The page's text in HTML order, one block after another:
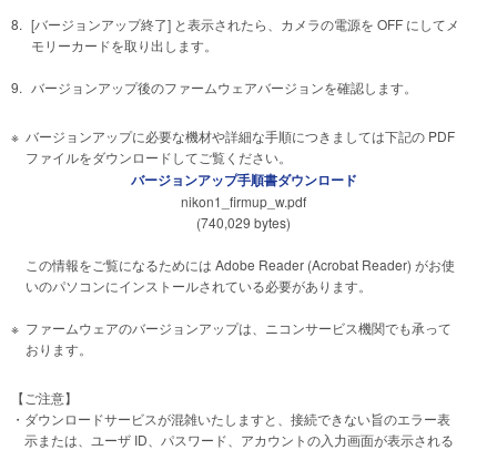
8. [バージョンアップ終了] と表示されたら、カメラの電源を OFF にしてメ
モリーカードを取り出します。
9. バージョンアップ後のファームウェアバージョンを確認します。
※ バージョンアップに必要な機材や詳細な手順につきましては下記の PDF
ファイルをダウンロードしてご覧ください。
バージョンアップ手順書ダウンロード
nikon1_firmup_w.pdf
(740,029 bytes)
この情報をご覧になるためには Adobe Reader (Acrobat Reader) がお使
いのパソコンにインストールされている必要があります。
※ ファームウェアのバージョンアップは、ニコンサービス機関でも承って
おります。
【ご注意】
・ ダウンロードサービスが混雑いたしますと、接続できない旨のエラー表
示または、ユーザ ID、パスワード、アカウントの入力画面が表示される